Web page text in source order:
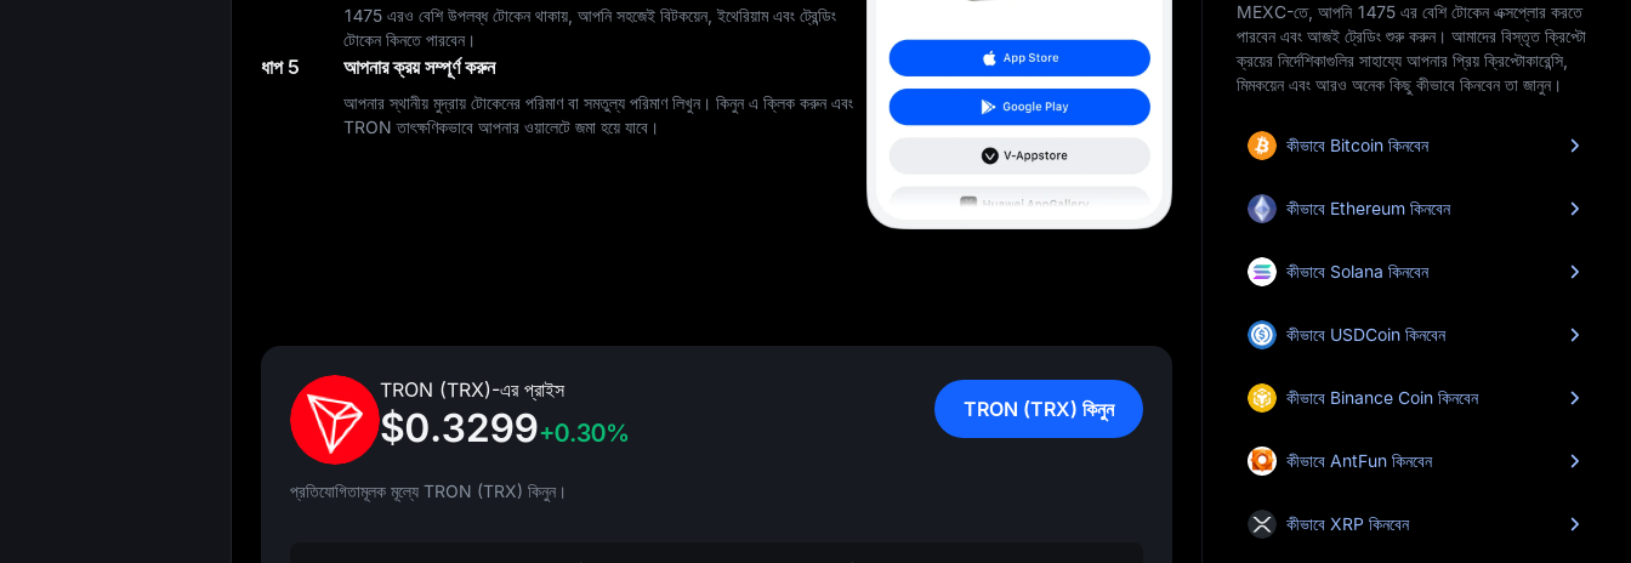
1475 এরও বেশি উপলব্ধ টোকেন থাকায়, আপনি সহজেই বিটকয়েন, ইথেরিয়াম এবং ট্রেন্ডিং
টোকেন কিনতে পারবেন।
ধাপ 5 আপনার ক্রয় সম্পূর্ণ করুন
আপনার স্থানীয় মুদ্রায় টোকেনের পরিমাণ বা সমতুল্য পরিমাণ লিখুন। কিনুন এ ক্লিক করুন এবং
TRON তাৎক্ষণিকভাবে আপনার ওয়ালেটে জমা হয়ে যাবে।
TRON (TRX)-এর প্রাইস
$0.3299+0.30%
প্রতিযোগিতামূলক মূল্যে TRON (TRX) কিনুন।
TRON (TRX) কিনুন
MEXC-তে, আপনি 1475 এর বেশি টোকেন এক্সপ্লোর করতে
পারবেন এবং আজই ট্রেডিং শুরু করুন। আমাদের বিস্তৃত ক্রিপ্টো
ক্রয়ের নির্দেশিকাগুলির সাহায্যে আপনার প্রিয় ক্রিপ্টোকারেন্সি,
মিমকয়েন এবং আরও অনেক কিছু কীভাবে কিনবেন তা জানুন।
কীভাবে Bitcoin কিনবেন
কীভাবে Ethereum কিনবেন
কীভাবে Solana কিনবেন
কীভাবে USDCoin কিনবেন
কীভাবে Binance Coin কিনবেন
কীভাবে AntFun কিনবেন
কীভাবে XRP কিনবেন